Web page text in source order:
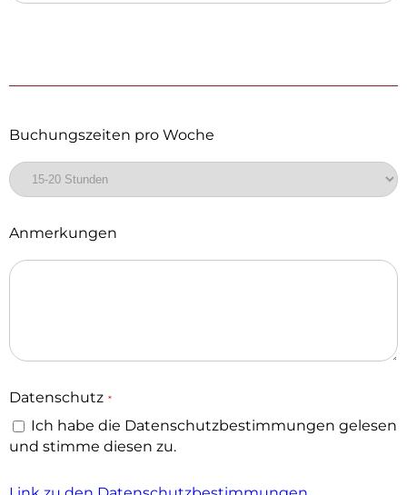
Buchungszeiten pro Woche
Anmerkungen
Datenschutz *
Ich habe die Datenschutzbestimmungen gelesen
und stimme diesen zu.